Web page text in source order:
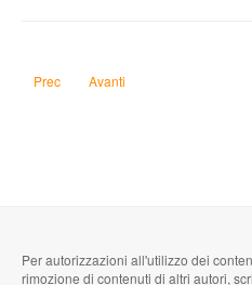
Articolo precedente: Le noci con un
Prec Articolo successivo: Per
Avanti
Per autorizzazioni all'utilizzo dei
rimozione di contenuti di altri autori,